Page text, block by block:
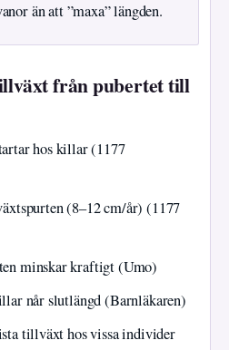
än att ”maxa” längden.
från pubertet till
hos killar (1177
(8–12 cm/år) (1177
minskar kraftigt (Umo)
når slutlängd (Barnläkaren)
tillväxt hos vissa individer